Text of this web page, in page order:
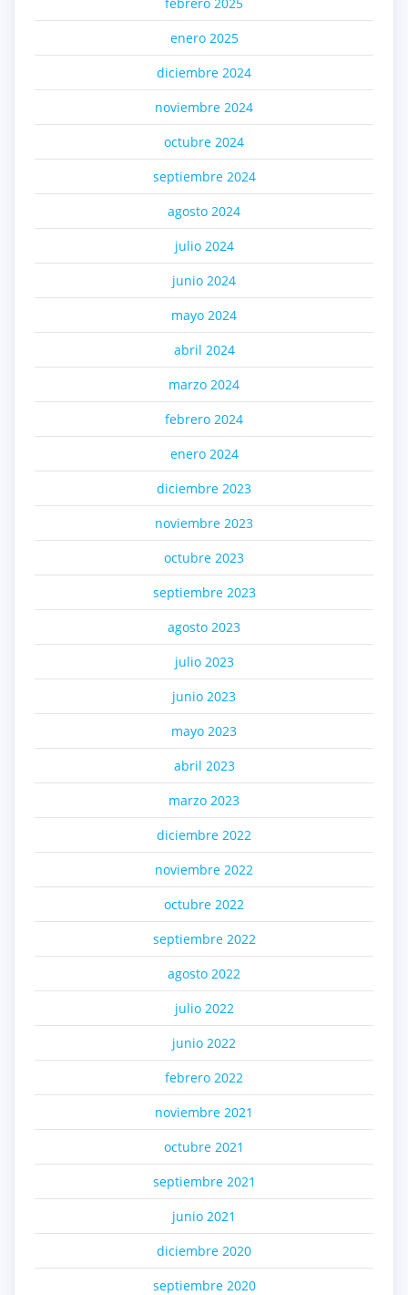
enero 2025
diciembre 2024
noviembre 2024
octubre 2024
septiembre 2024
agosto 2024
julio 2024
junio 2024
mayo 2024
abril 2024
marzo 2024
febrero 2024
enero 2024
diciembre 2023
noviembre 2023
octubre 2023
septiembre 2023
agosto 2023
julio 2023
junio 2023
mayo 2023
abril 2023
marzo 2023
diciembre 2022
noviembre 2022
octubre 2022
septiembre 2022
agosto 2022
julio 2022
junio 2022
febrero 2022
noviembre 2021
octubre 2021
septiembre 2021
junio 2021
diciembre 2020
septiembre 2020